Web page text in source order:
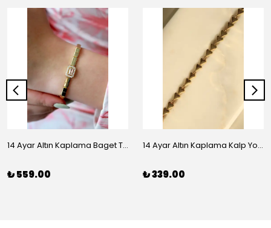
14 Ayar Altın Kaplama Baget Taşlı Vip Bileklik
₺ 559.00
14 Ayar Altın Kaplama Kalp Yolu Bileklik
₺ 339.00